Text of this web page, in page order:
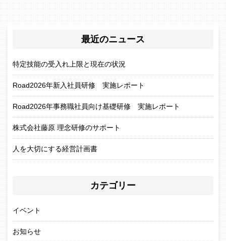
最近のニュース
特定技能の受入れ上限と現在の状況
Road2026年新入社員研修 実施レポート
Road2026年事務職社員向け基礎研修 実施レポート
株式会社藤原 理念研修のサポート
人を大切にする経営計画書
カテゴリー
イベント
お知らせ